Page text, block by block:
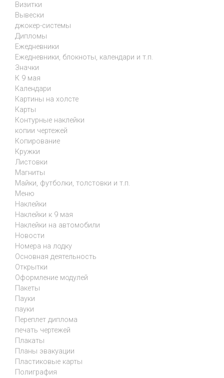
Визитки
Вывески
джокер-системы
Дипломы
Ежедневники
Ежедневники, блокноты, календари и т.п.
Значки
К 9 мая
Календари
Картины на холсте
Карты
Контурные наклейки
копии чертежей
Копирование
Кружки
Листовки
Магниты
Майки, футболки, толстовки и т.п.
Меню
Наклейки
Наклейки к 9 мая
Наклейки на автомобили
Новости
Номера на лодку
Основная деятельность
Открытки
Оформление модулей
Пакеты
Пауки
пауки
Переплет диплома
печать чертежей
Плакаты
Планы эвакуации
Пластиковые карты
Полиграфия